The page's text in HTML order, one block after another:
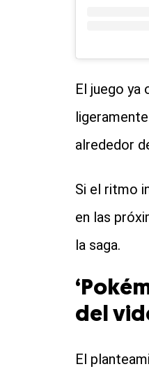
El juego ya
alrededor
Si el ritmo
en las
la saga.
del
El